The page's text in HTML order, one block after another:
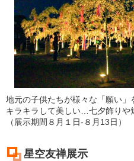
地元の子供たちが様々な「願い」
キラキラして美しい…七夕飾りや
（展示期間８月１日-８月13日）
星空友禅展示